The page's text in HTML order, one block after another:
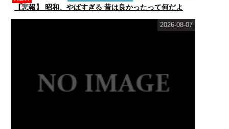
【悲報】 昭和、やばすぎる 昔は良かったって何だよ
2026-08-07